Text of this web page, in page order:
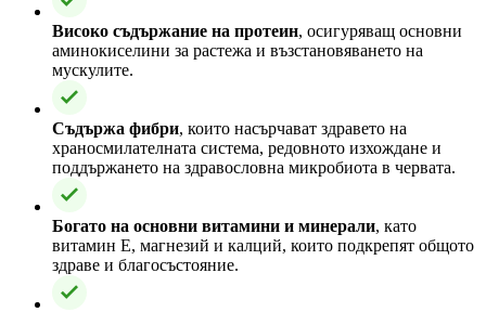
Високо съдържание на протеин, осигуряващ основни
аминокиселини за растежа и възстановяването на
мускулите.
Съдържа фибри, които насърчават здравето на
храносмилателната система, редовното изхождане и
поддържането на здравословна микробиота в червата.
Богато на основни витамини и минерали, като
витамин Е, магнезий и калций, които подкрепят общото
здраве и благосъстояние.